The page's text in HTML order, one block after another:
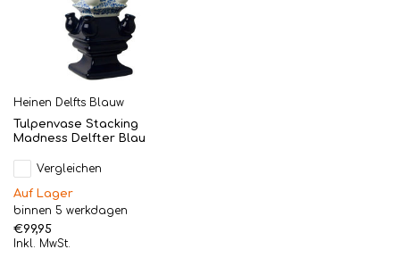
Heinen Delfts Blauw
Tulpenvase Stacking
Madness Delfter Blau
Vergleichen
Auf Lager
binnen 5 werkdagen
€99,95
Inkl. MwSt.